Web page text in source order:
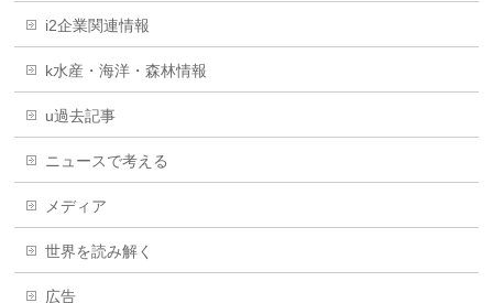
i2企業関連情報
k水産・海洋・森林情報
u過去記事
ニュースで考える
メディア
世界を読み解く
広告